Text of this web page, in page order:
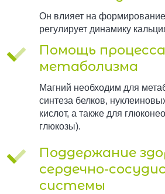
Он влияет на формирование
регулирует динамику
Помощь
метаболизма
Магний необходим для
синтеза белков,
кислот, а также для
глюкозы).
Поддержание
сердечно-
системы